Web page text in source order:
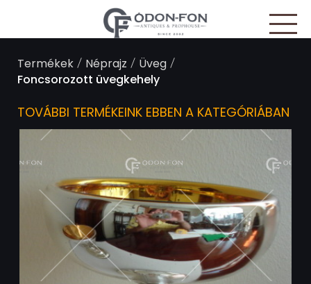
Termékek/ Néprajz / Üveg/
Foncsorozott üvegkehely
TOVÁBBI TERMÉKEINK EBBEN A KATEGÓRIÁBAN